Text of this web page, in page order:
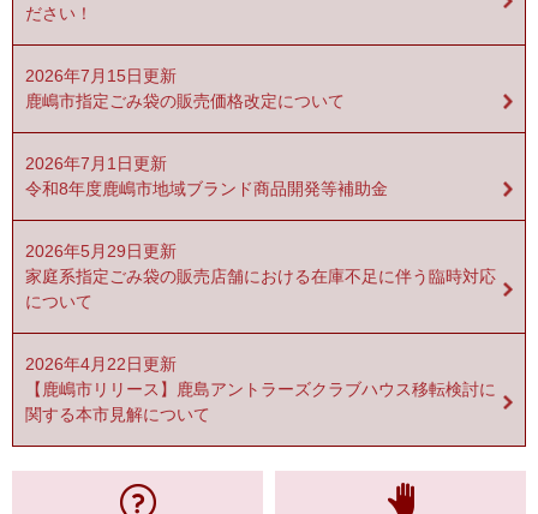
ださい！
2026年7月15日更新
鹿嶋市指定ごみ袋の販売価格改定について
2026年7月1日更新
令和8年度鹿嶋市地域ブランド商品開発等補助金
2026年5月29日更新
家庭系指定ごみ袋の販売店舗における在庫不足に伴う臨時対応
について
2026年4月22日更新
【鹿嶋市リリース】鹿島アントラーズクラブハウス移転検討に
関する本市見解について